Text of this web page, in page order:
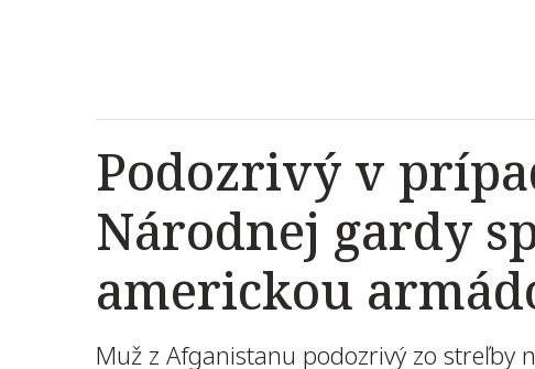
Podozrivý v
Národnej gardy
americkou
Muž z Afganistanu podozrivý zo streľby